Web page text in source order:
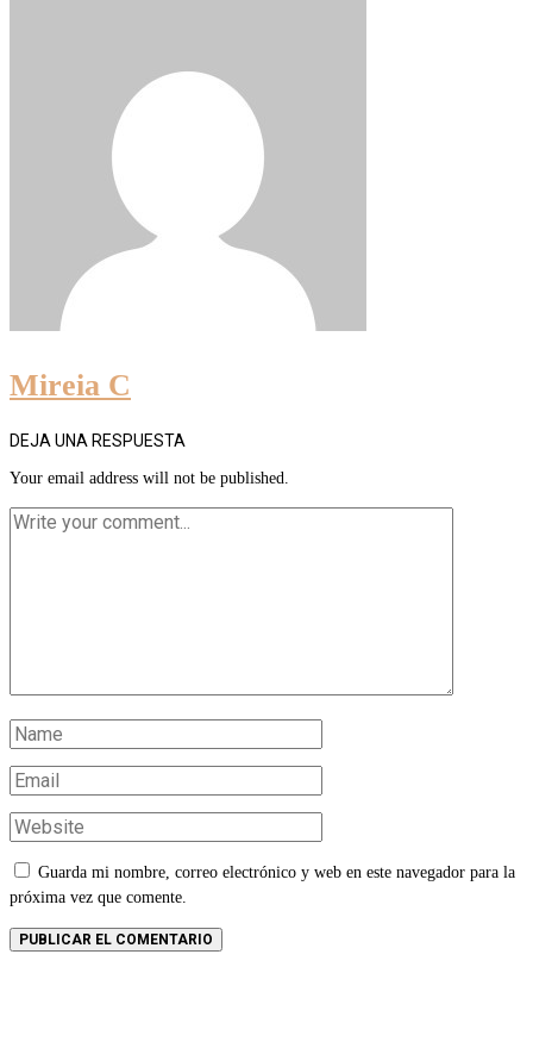
Mireia C
DEJA UNA RESPUESTA
Your email address will not be published.
Guarda mi nombre, correo electrónico y web en este navegador para la
próxima vez que comente.